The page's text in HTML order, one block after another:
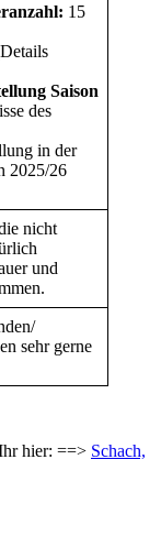
15
Saison
des
in der
2025/26
nicht
und
sehr gerne
hier: ==> Schach,